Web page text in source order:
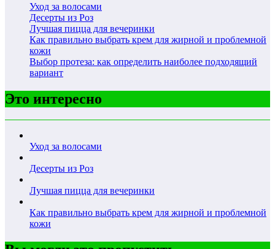
Уход за волосами
Десерты из Роз
Лучшая пицца для вечеринки
Как правильно выбрать крем для жирной и проблемной
кожи
Выбор протеза: как определить наиболее подходящий
вариант
Это интересно
Уход за волосами
Десерты из Роз
Лучшая пицца для вечеринки
Как правильно выбрать крем для жирной и проблемной
кожи